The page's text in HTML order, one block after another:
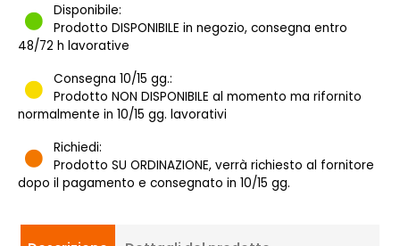
Disponibile:
Prodotto DISPONIBILE in negozio, consegna entro
48/72 h lavorative
Consegna 10/15 gg.:
Prodotto NON DISPONIBILE al momento ma rifornito
normalmente in 10/15 gg. lavorativi
Richiedi:
Prodotto SU ORDINAZIONE, verrà richiesto al fornitore
dopo il pagamento e consegnato in 10/15 gg.